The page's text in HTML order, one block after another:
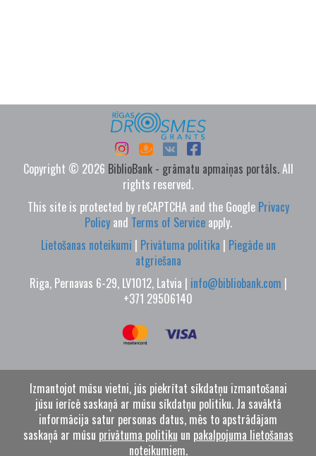
Copyright © 2026 BiblioBank - grāmatu apmaiņas portāls.All
rights reserved.
This site is protected by reCAPTCHA and the Google Privacy
Policyand Terms of Serviceapply.
Lietošanas noteikumi | Privātuma politika | Piegāde un
atgriešana
Riga, Pernavas 6-29, LV1012, Latvia | info@bibliobank.com |
+371 29506140
Izmantojot mūsu vietni, jūs piekrītat sīkdatņu izmantošanai
jūsu ierīcē saskaņā ar mūsu sīkdatņu politiku. Ja savāktā
informācija satur personas datus, mēs to apstrādājam
saskaņā ar mūsu privātuma politiku un pakalpojuma lietošanas
noteikumiem.